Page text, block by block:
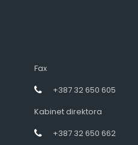
Fax
+387 32 650 605
Kabinet direktora
+387 32 650 662